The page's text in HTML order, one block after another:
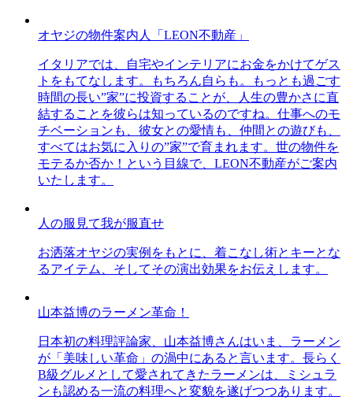
オヤジの物件案内人「LEON不動産」
イタリアでは、自宅やインテリアにお金をかけてゲス
トをもてなします。もちろん自らも。もっとも過ごす
時間の長い”家”に投資することが、人生の豊かさに直
結することを彼らは知っているのですね。仕事へのモ
チベーションも、彼女との愛情も、仲間との遊びも、
すべてはお気に入りの”家”で育まれます。世の物件を
モテるか否か！という目線で、LEON不動産がご案内
いたします。
人の服見て我が服直せ
お洒落オヤジの実例をもとに、着こなし術とキーとな
るアイテム、そしてその演出効果をお伝えします。
山本益博のラーメン革命！
日本初の料理評論家、山本益博さんはいま、ラーメン
が「美味しい革命」の渦中にあると言います。長らく
B級グルメとして愛されてきたラーメンは、ミシュラ
ンも認める一流の料理へと変貌を遂げつつあります。